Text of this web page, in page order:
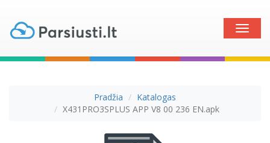
Toggle
Pradžia
Katalogas
X431PRO3SPLUS APP V8 00 236 EN.apk